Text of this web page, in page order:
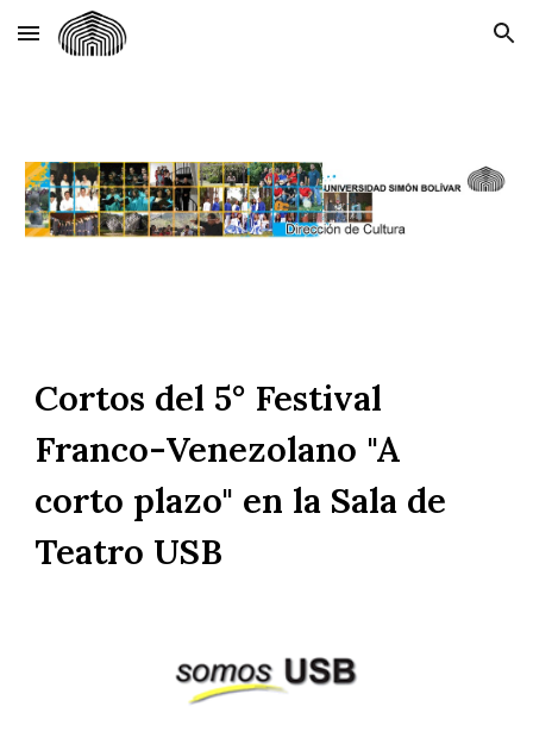
Skip to main content Skip to navigation
Cortos del 5° Festival
Franco-Venezolano "A
corto plazo" en la Sala de
Teatro USB